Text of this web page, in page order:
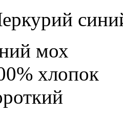
мох
хлопок